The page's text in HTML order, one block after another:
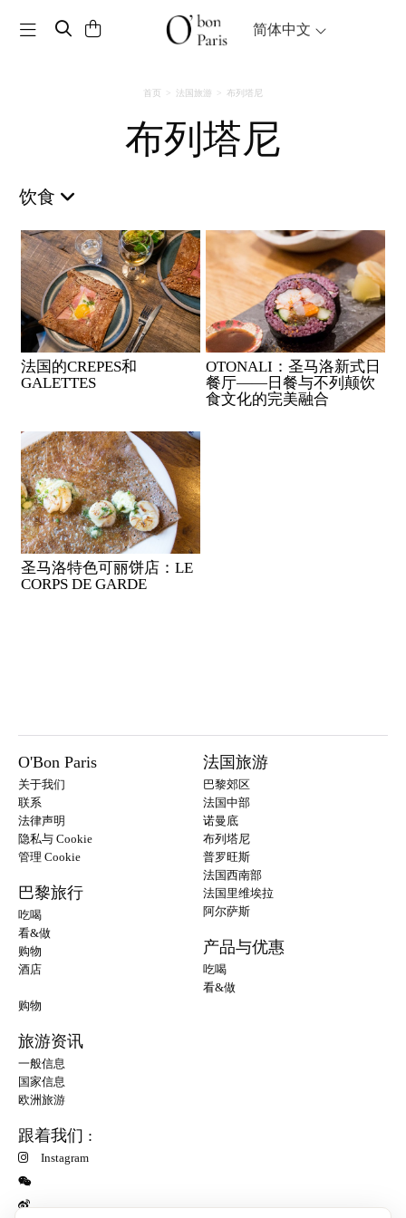
Toggle navigation 简体中文
首页 法国旅游 布列塔尼
布列塔尼
饮食
法国的CREPES和
GALETTES
OTONALI：圣马洛新式日
餐厅——日餐与不列颠饮
食文化的完美融合
圣马洛特色可丽饼店：LE
CORPS DE GARDE
O'Bon Paris
关于我们
联系
法律声明
隐私与 Cookie
管理 Cookie
巴黎旅行
吃喝
看&做
购物
酒店
法国旅游
巴黎郊区
法国中部
诺曼底
布列塔尼
普罗旺斯
法国西南部
法国里维埃拉
阿尔萨斯
产品与优惠
吃喝
看&做
购物
旅游资讯
一般信息
国家信息
欧洲旅游
跟着我们 :
Instagram